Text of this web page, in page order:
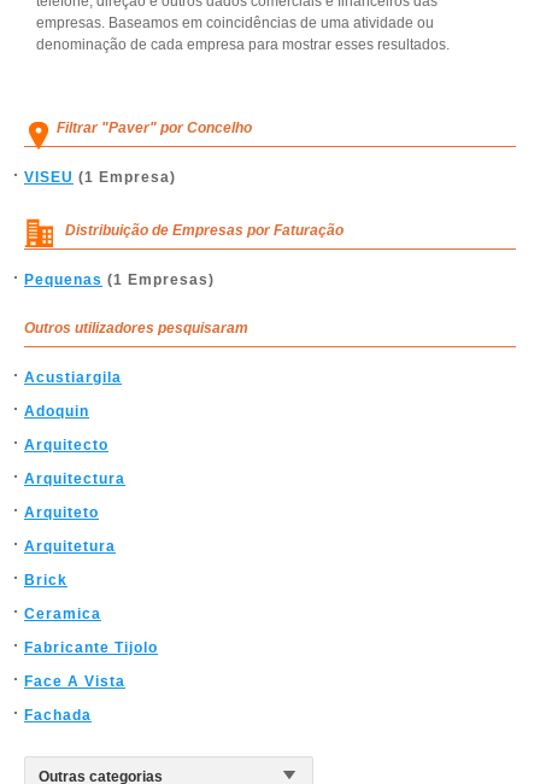
empresas. Baseamos em coincidências de uma atividade ou
denominação de cada empresa para mostrar esses resultados.
Filtrar "Paver" por Concelho
VISEU (1 Empresa)
Distribuição de Empresas por Faturação
Pequenas (1 Empresas)
Outros utilizadores pesquisaram
Acustiargila
Adoquin
Arquitecto
Arquitectura
Arquiteto
Arquitetura
Brick
Ceramica
Fabricante Tijolo
Face A Vista
Fachada